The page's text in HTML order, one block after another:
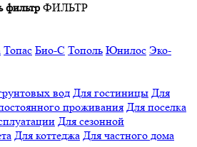
фильтр ФИЛЬТР
Топас Био-С Тополь Юнилос Эко-
вод Для гостиницы Для
проживания Для поселка
Для сезонной
Для коттеджа Для частного дома